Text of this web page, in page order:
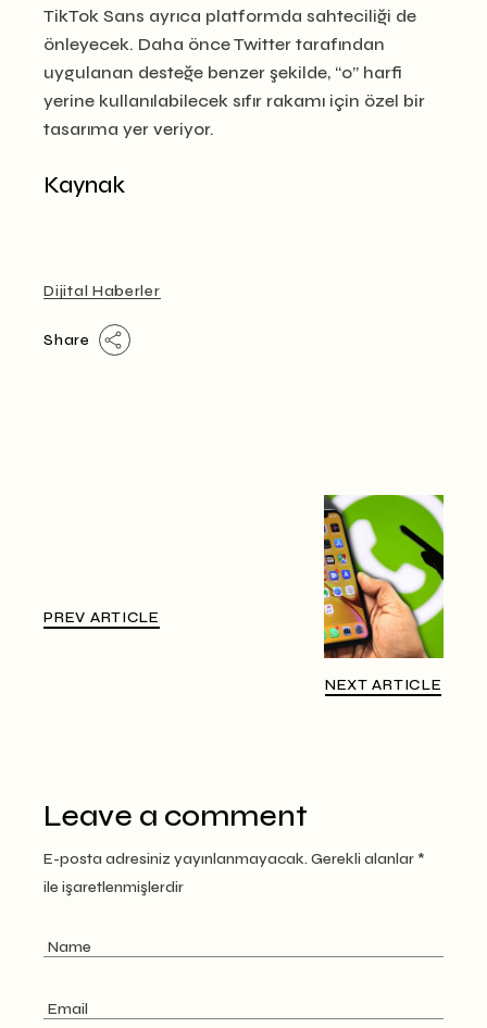
TikTok Sans ayrıca platformda sahteciliği de
önleyecek. Daha önce Twitter tarafından
uygulanan desteğe benzer şekilde, “o” harfi
yerine kullanılabilecek sıfır rakamı için özel bir
tasarıma yer veriyor.
Kaynak
Dijital Haberler
Share
PREV ARTICLE
NEXT ARTICLE
Leave a comment
E-posta adresiniz yayınlanmayacak. Gerekli alanlar *
ile işaretlenmişlerdir